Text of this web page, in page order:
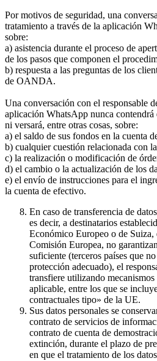
Por motivos de seguridad, una
tratamiento a través de la aplicación
sobre:
a) asistencia durante el proceso de
de los pasos que componen el
b) respuesta a las preguntas de los
de OANDA.
Una conversación con el responsable
aplicación WhatsApp nunca contendrá
ni versará, entre otras cosas, sobre:
a) el saldo de sus fondos en la cuenta
b) cualquier cuestión relacionada con
c) la realización o modificación de
d) el cambio o la actualización de los
e) el envío de instrucciones para el
la cuenta de efectivo.
En caso de transferencia de
es decir, a destinatarios
Económico Europeo o de Suiza,
Comisión Europea, no
suficiente (terceros países que
protección adecuado), el
transfiere utilizando
aplicable, entre los que se
contractuales tipo» de la UE.
Sus datos personales se
contrato de servicios de
contrato de cuenta de
extinción, durante el plazo de
en que el tratamiento de los